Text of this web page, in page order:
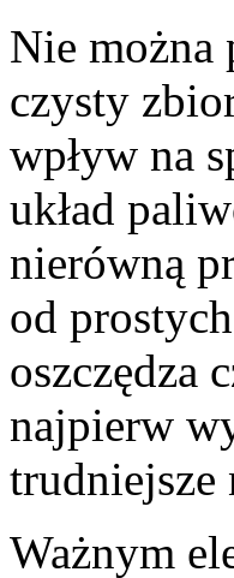
Nie można
czysty
wpływ na
układ
nierówną
od
oszczędza
najpierw
trudniejsze
Ważnym